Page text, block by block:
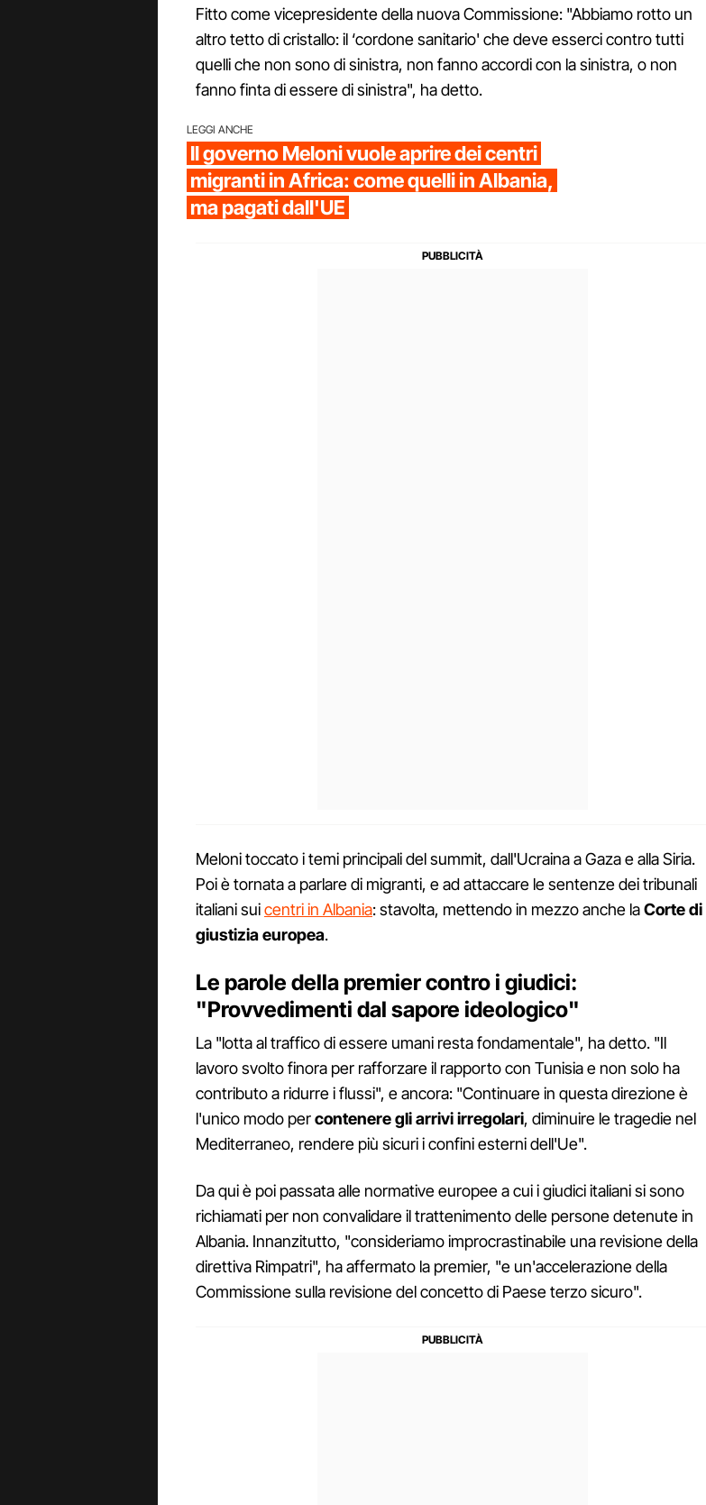
Fitto come vicepresidente della nuova Commissione: "Abbiamo rotto un
altro tetto di cristallo: il ‘cordone sanitario' che deve esserci contro tutti
quelli che non sono di sinistra, non fanno accordi con la sinistra, o non
fanno finta di essere di sinistra", ha detto.
LEGGI ANCHE
Il governo Meloni vuole aprire dei centri
migranti in Africa: come quelli in Albania,
ma pagati dall'UE
Meloni toccato i temi principali del summit, dall'Ucraina a Gaza e alla Siria.
Poi è tornata a parlare di migranti, e ad attaccare le sentenze dei tribunali
italiani suicentri in Albania: stavolta, mettendo in mezzo anche laCorte di
giustizia europea.
Le parole della premier contro i giudici:
"Provvedimenti dal sapore ideologico"
La "lotta al traffico di essere umani resta fondamentale", ha detto. "Il
lavoro svolto finora per rafforzare il rapporto con Tunisia e non solo ha
contributo a ridurre i flussi", e ancora: "Continuare in questa direzione è
l'unico modo percontenere gli arrivi irregolari, diminuire le tragedie nel
Mediterraneo, rendere più sicuri i confini esterni dell'Ue".
Da qui è poi passata alle normative europee a cui i giudici italiani si sono
richiamati per non convalidare il trattenimento delle persone detenute in
Albania. Innanzitutto, "consideriamo improcrastinabile una revisione della
direttiva Rimpatri", ha affermato la premier, "e un'accelerazione della
Commissione sulla revisione del concetto di Paese terzo sicuro".